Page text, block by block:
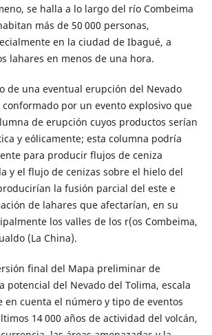
se halla a lo largo del río Combeima
más de 50 000 personas,
en la ciudad de Ibagué, a
lahares en menos de una hora.
de una eventual erupción del Nevado
por un evento explosivo que
de erupción cuyos productos serían
y eólicamente; esta columna podría
para producir flujos de ceniza
y el flujo de cenizas sobre el hielo del
la fusión parcial del este e
de lahares que afectarían, en su
los valles de los r(os Combeima,
(La China).
final del Mapa preliminar de
potencial del Nevado del Tolima, escala
en cuenta el número y tipo de eventos
14 000 años de actividad del volcán,